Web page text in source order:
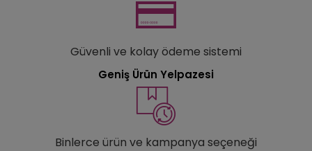
Güvenli ve kolay ödeme sistemi
Geniş Ürün Yelpazesi
Binlerce ürün ve kampanya seçeneği